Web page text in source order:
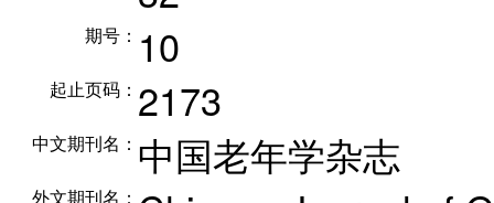
期号： 10
起止页码： 2173
中文期刊名： 中国老年学杂志
外文期刊名：